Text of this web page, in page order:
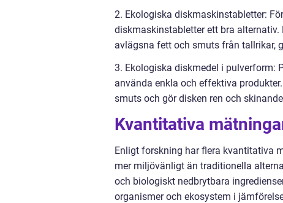
2. Ekologiska diskmaskinstabletter:
diskmaskinstabletter ett bra
avlägsna fett och smuts från tallrikar,
3. Ekologiska diskmedel i pulverform:
använda enkla och effektiva
smuts och gör disken ren och
Kvantitativa
Enligt forskning har flera kvantitativa
mer miljövänligt än traditionella
och biologiskt nedbrytbara
organismer och ekosystem i